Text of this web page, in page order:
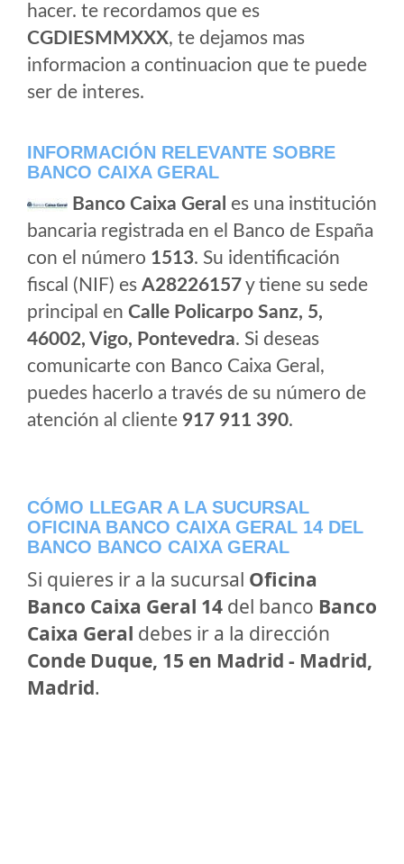
hacer. te recordamos que es
CGDIESMMXXX, te dejamos mas
informacion a continuacion que te puede
ser de interes.
INFORMACIÓN RELEVANTE SOBRE
BANCO CAIXA GERAL
Banco Caixa Geral es una institución
bancaria registrada en el Banco de España
con el número 1513. Su identificación
fiscal (NIF) es A28226157y tiene su sede
principal en Calle Policarpo Sanz, 5,
46002, Vigo, Pontevedra. Si deseas
comunicarte con Banco Caixa Geral,
puedes hacerlo a través de su número de
atención al cliente 917 911 390.
CÓMO LLEGAR A LA SUCURSAL
OFICINA BANCO CAIXA GERAL 14 DEL
BANCO BANCO CAIXA GERAL
Si quieres ir a la sucursal Oficina
Banco Caixa Geral 14 del banco Banco
Caixa Geral debes ir a la dirección
Conde Duque, 15 en Madrid - Madrid,
Madrid.